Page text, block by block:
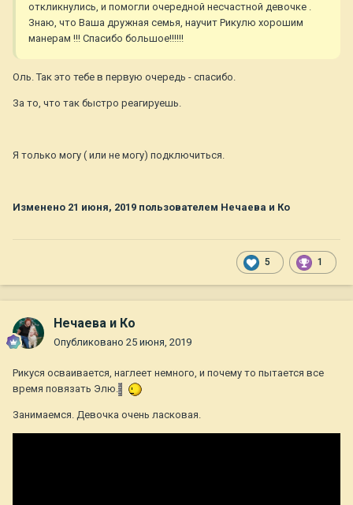
откликнулись, и помогли очередной несчастной девочке .
Знаю, что Ваша дружная семья, научит Рикулю хорошим
манерам !!! Спасибо большое!!!!!!
Оль. Так это тебе в первую очередь - спасибо.
За то, что так быстро реагируешь.
Я только могу ( или не могу) подключиться.
Изменено 21 июня, 2019 пользователем Нечаева и Ко
5 1
Нечаева и Ко
Опубликовано 25 июня, 2019
Рикуся осваивается, наглеет немного, и почему то пытается все
время повязать Элю.
Занимаемся. Девочка очень ласковая.